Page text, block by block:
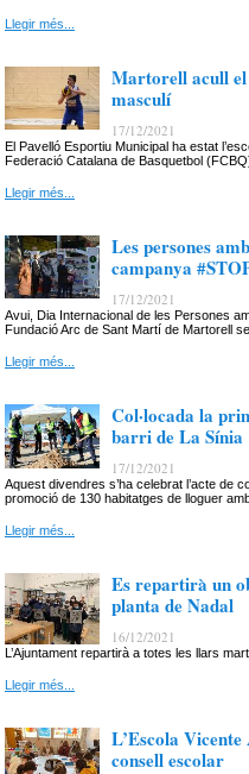
Llegir més...
Martorell acull el
masculí
17/12/2021
El Pavelló Esportiu Municipal ha estat
Federació Catalana de Basquetbol
Llegir més...
Les persones
campanya
17/12/2021
Avui, Dia Internacional de les Persones
Fundació Arc de Sant Martí de Martorell
Llegir més...
Col·locada la
barri de La Sínia
17/12/2021
Aquest divendres s’ha celebrat l’acte de
promoció de 130 habitatges de lloguer
Llegir més...
Es repartirà un
planta de Nadal
16/12/2021
L’Ajuntament repartirà a totes les llars
Llegir més...
L’Escola
consell escolar